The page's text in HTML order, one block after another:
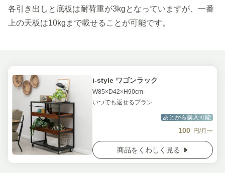
各引き出しと底板は耐荷重が3kgとなっていますが、一番
上の天板は10kgまで載せることが可能です。
i-style ワゴンラック
W85×D42×H90cm
いつでも返せるプラン
あとから購入可能
100 円/月〜
商品をくわしく見る